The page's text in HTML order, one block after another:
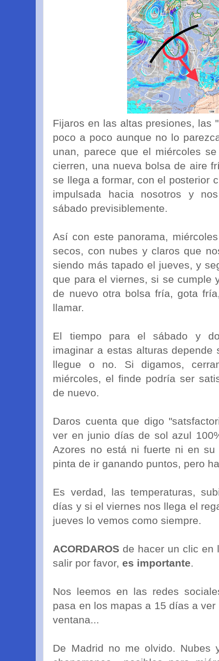
Fijaros en las altas presiones, las
poco a poco aunque no lo
unan, parece que el miércoles
cierren, una nueva bolsa de aire
se llega a formar, con el posterior
impulsada hacia nosotros y
sábado previsiblemente.
Así con este panorama,
secos, con nubes y claros que
siendo más tapado el jueves, y
que para el viernes, si se cumple
de nuevo otra bolsa fría, gota
llamar.
El tiempo para el sábado y
imaginar a estas alturas
llegue o no. Si digamos,
miércoles, el finde podría ser
de nuevo.
Daros cuenta que digo
ver en junio días de sol azul
Azores no está ni fuerte ni en
pinta de ir ganando puntos, pero
Es verdad, las temperaturas,
días y si el viernes nos llega el
jueves lo vemos como siempre.
ACORDAROS de hacer un clic en
salir por favor,es importante.
Nos leemos en las redes
pasa en los mapas a 15 días a
ventana...
De Madrid no me olvido. Nubes